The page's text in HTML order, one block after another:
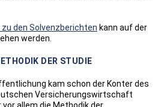
den Solvenzberichten kann auf der
werden.
DER STUDIE
kam schon der Konter des
Versicherungswirtschaft